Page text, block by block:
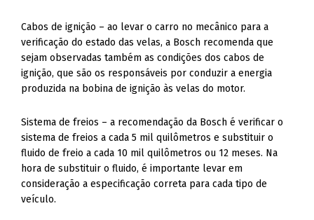
Cabos de ignição – ao levar o carro no mecânico para a
verificação do estado das velas, a Bosch recomenda que
sejam observadas também as condições dos cabos de
ignição, que são os responsáveis por conduzir a energia
produzida na bobina de ignição às velas do motor.
Sistema de freios – a recomendação da Bosch é verificar o
sistema de freios a cada 5 mil quilômetros e substituir o
fluido de freio a cada 10 mil quilômetros ou 12 meses. Na
hora de substituir o fluido, é importante levar em
consideração a especificação correta para cada tipo de
veículo.